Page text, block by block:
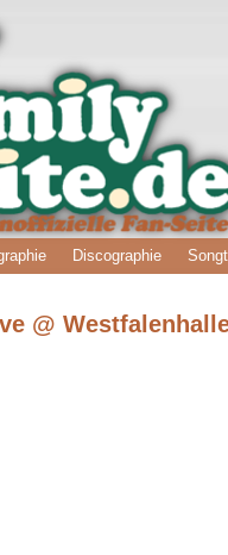
Discographie
@